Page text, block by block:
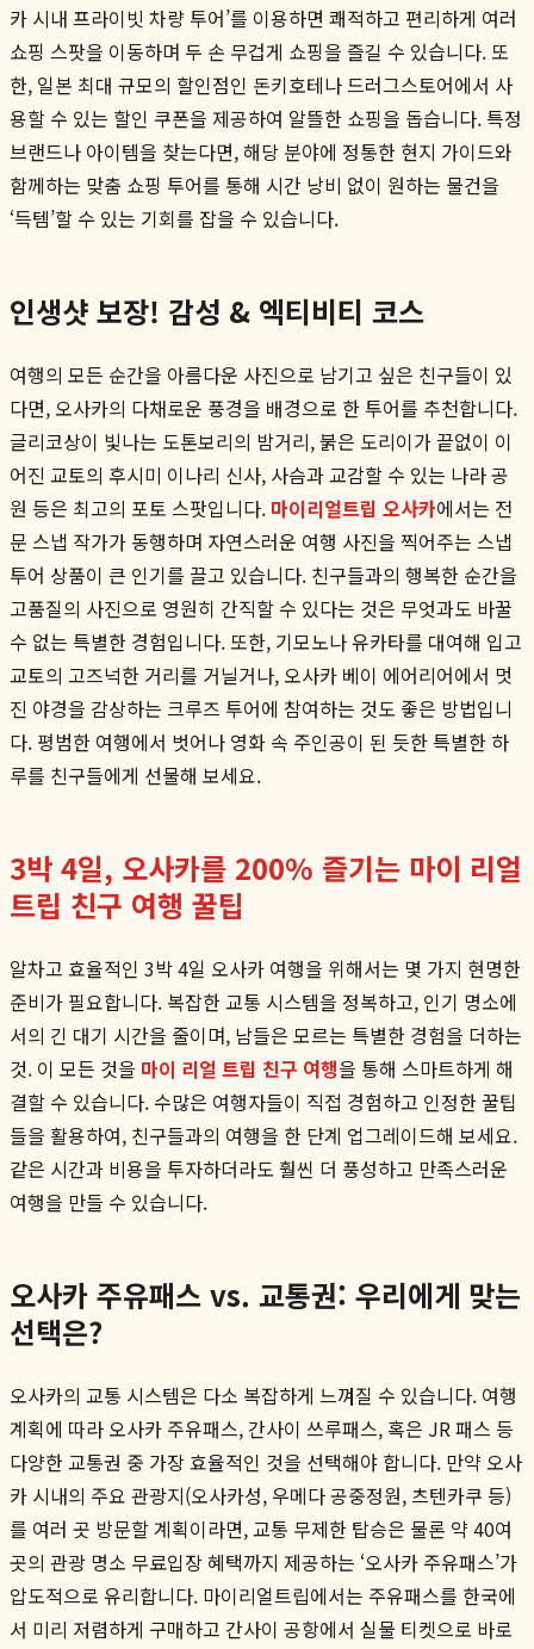
카 시내 프라이빗 차량 투어’를 이용하면 쾌적하고 편리하게 여러
쇼핑 스팟을 이동하며 두 손 무겁게 쇼핑을 즐길 수 있습니다. 또
한, 일본 최대 규모의 할인점인 돈키호테나 드러그스토어에서 사
용할 수 있는 할인 쿠폰을 제공하여 알뜰한 쇼핑을 돕습니다. 특정
브랜드나 아이템을 찾는다면, 해당 분야에 정통한 현지 가이드와
함께하는 맞춤 쇼핑 투어를 통해 시간 낭비 없이 원하는 물건을
‘득템’할 수 있는 기회를 잡을 수 있습니다.
인생샷 보장! 감성 & 엑티비티 코스
여행의 모든 순간을 아름다운 사진으로 남기고 싶은 친구들이 있
다면, 오사카의 다채로운 풍경을 배경으로 한 투어를 추천합니다.
글리코상이 빛나는 도톤보리의 밤거리, 붉은 도리이가 끝없이 이
어진 교토의 후시미 이나리 신사, 사슴과 교감할 수 있는 나라 공
원 등은 최고의 포토 스팟입니다. 마이리얼트립 오사카에서는 전
문 스냅 작가가 동행하며 자연스러운 여행 사진을 찍어주는 스냅
투어 상품이 큰 인기를 끌고 있습니다. 친구들과의 행복한 순간을
고품질의 사진으로 영원히 간직할 수 있다는 것은 무엇과도 바꿀
수 없는 특별한 경험입니다. 또한, 기모노나 유카타를 대여해 입고
교토의 고즈넉한 거리를 거닐거나, 오사카 베이 에어리어에서 멋
진 야경을 감상하는 크루즈 투어에 참여하는 것도 좋은 방법입니
다. 평범한 여행에서 벗어나 영화 속 주인공이 된 듯한 특별한 하
루를 친구들에게 선물해 보세요.
3박 4일, 오사카를 200% 즐기는 마이 리얼
트립 친구 여행 꿀팁
알차고 효율적인 3박 4일 오사카 여행을 위해서는 몇 가지 현명한
준비가 필요합니다. 복잡한 교통 시스템을 정복하고, 인기 명소에
서의 긴 대기 시간을 줄이며, 남들은 모르는 특별한 경험을 더하는
것. 이 모든 것을 마이 리얼 트립 친구 여행을 통해 스마트하게 해
결할 수 있습니다. 수많은 여행자들이 직접 경험하고 인정한 꿀팁
들을 활용하여, 친구들과의 여행을 한 단계 업그레이드해 보세요.
같은 시간과 비용을 투자하더라도 훨씬 더 풍성하고 만족스러운
여행을 만들 수 있습니다.
오사카 주유패스 vs. 교통권: 우리에게 맞는
선택은?
오사카의 교통 시스템은 다소 복잡하게 느껴질 수 있습니다. 여행
계획에 따라 오사카 주유패스, 간사이 쓰루패스, 혹은 JR 패스 등
다양한 교통권 중 가장 효율적인 것을 선택해야 합니다. 만약 오사
카 시내의 주요 관광지(오사카성, 우메다 공중정원, 츠텐카쿠 등)
를 여러 곳 방문할 계획이라면, 교통 무제한 탑승은 물론 약 40여
곳의 관광 명소 무료입장 혜택까지 제공하는 ‘오사카 주유패스’가
압도적으로 유리합니다. 마이리얼트립에서는 주유패스를 한국에
서 미리 저렴하게 구매하고 간사이 공항에서 실물 티켓으로 바로